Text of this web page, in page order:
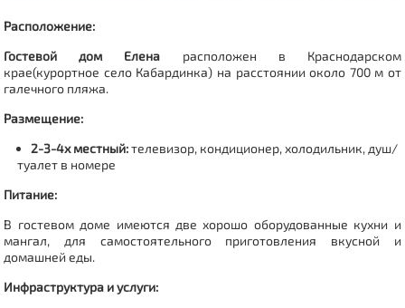
Расположение:
Гостевой дом Елена расположен в Краснодарском
крае(курортное село Кабардинка) на расстоянии около 700 м от
галечного пляжа.
Размещение:
2-3-4х местный:телевизор, кондиционер, холодильник, душ/
туалет в номере
Питание:
В гостевом доме имеются две хорошо оборудованные кухни и
мангал, для самостоятельного приготовления вкусной и
домашней еды.
Инфраструктура и услуги: